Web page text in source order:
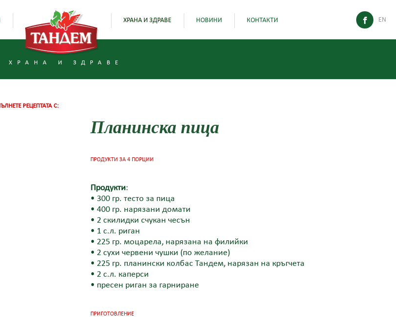
ХРАНА И ЗДРАВЕ НОВИНИ КОНТАКТИ EN
ХРАНА И ЗДРАВЕ
РЕЦЕПТАТА С:
Планинска пица
ПРОДУКТИ ЗА 4 ПОРЦИИ
Продукти:
• 300 гр. тесто за пица
• 400 гр. нарязани домати
• 2 скилидки счукан чесън
• 1 с.л. риган
• 225 гр. моцарела, нарязана на филийки
• 2 сухи червени чушки (по желание)
• 225 гр. планински колбас Тандем, нарязан на кръгчета
• 2 с.л. каперси
• пресен риган за гарниране
ПРИГОТОВЛЕНИЕ